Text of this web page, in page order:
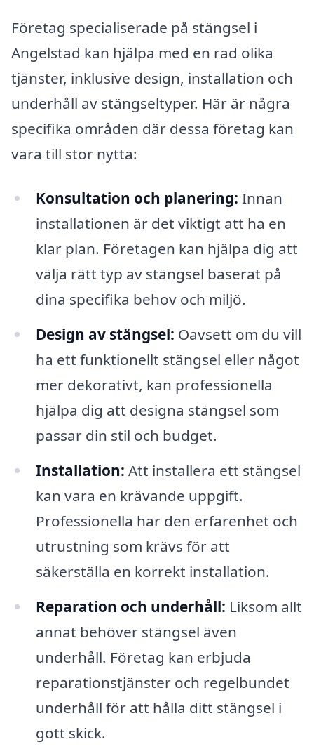
Företag specialiserade på stängsel i
Angelstad kan hjälpa med en rad olika
tjänster, inklusive design, installation och
underhåll av stängseltyper. Här är några
specifika områden där dessa företag kan
vara till stor nytta:
Konsultation och planering: Innan
installationen är det viktigt att ha en
klar plan. Företagen kan hjälpa dig att
välja rätt typ av stängsel baserat på
dina specifika behov och miljö.
Design av stängsel: Oavsett om du vill
ha ett funktionellt stängsel eller något
mer dekorativt, kan professionella
hjälpa dig att designa stängsel som
passar din stil och budget.
Installation: Att installera ett stängsel
kan vara en krävande uppgift.
Professionella har den erfarenhet och
utrustning som krävs för att
säkerställa en korrekt installation.
Reparation och underhåll: Liksom allt
annat behöver stängsel även
underhåll. Företag kan erbjuda
reparationstjänster och regelbundet
underhåll för att hålla ditt stängsel i
gott skick.